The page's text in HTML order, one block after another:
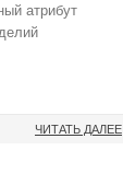
атрибут
ЧИТАТЬ ДАЛЕЕ